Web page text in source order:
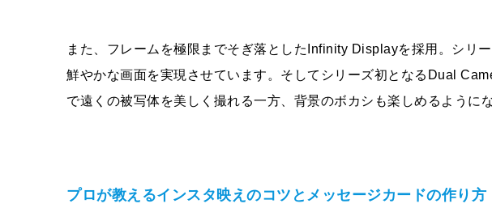
また、フレームを極限までそぎ落としたInfinity Displayを採用。シリ
鮮やかな画面を実現させています。そしてシリーズ初となるDual
で遠くの被写体を美しく撮れる一方、背景のボカシも楽しめるように
プロが教えるインスタ映えのコツとメッセージカードの作り方